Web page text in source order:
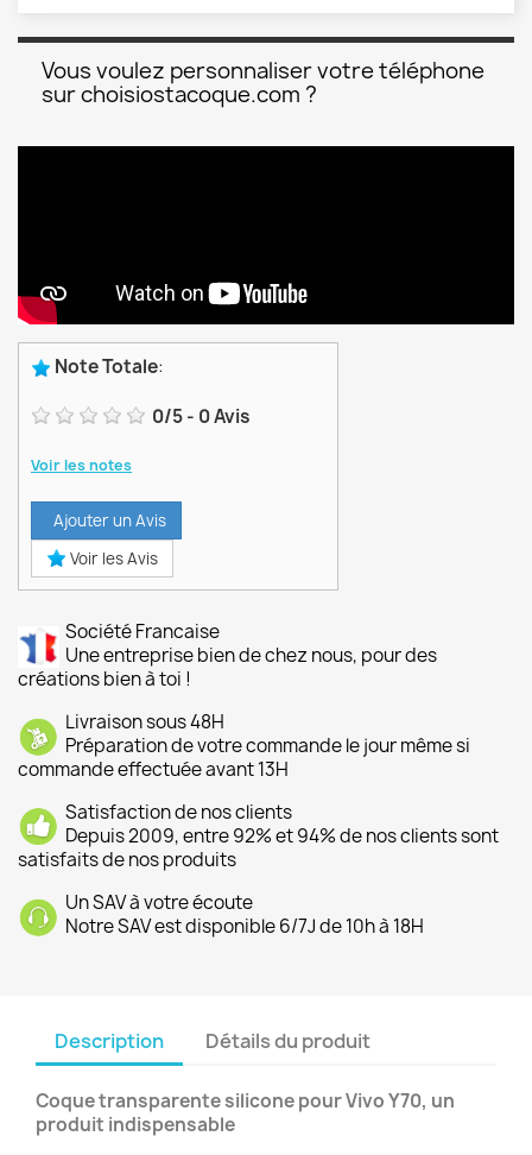
Vous voulez personnaliser votre téléphone
sur choisiostacoque.com ?
Note Totale:
0/5- 0Avis
Voir les notes
Ajouter un Avis
Voir les Avis
Société Francaise
Une entreprise bien de chez nous, pour des
créations bien à toi !
Livraison sous 48H
Préparation de votre commande le jour même si
commande effectuée avant 13H
Satisfaction de nos clients
Depuis 2009, entre 92% et 94% de nos clients sont
satisfaits de nos produits
Un SAV à votre écoute
Notre SAV est disponible 6/7J de 10h à 18H
Description Détails du produit
Coque transparente silicone pour Vivo Y70, un
produit indispensable